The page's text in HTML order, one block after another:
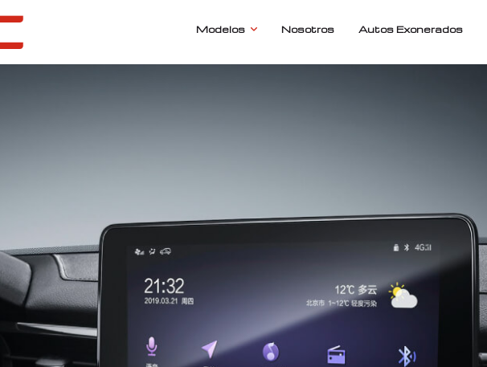
Modelos Nosotros Autos Exonerados